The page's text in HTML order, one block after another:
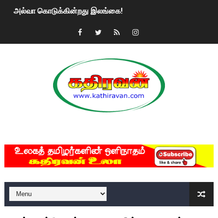
அல்வா கொடுக்கின்றது இலங்கை!
2ஆம் நாள் உக்ரைன் யுத்தம்!! எங்களைத் தனிமையில்
மகிந்த ராஜபக்சே பதவி விலக திட்டம்?
ரவுடி பேபிக்கு நடந்த தரமான சம்பவம்.. ஆபாச வீடியோக்களால்
குண்டை தூக்கிப்போட்ட ஆய்வு…. இந்தியாவின் “கோவிஷீல்டு”
யாழில் தமிழின தலைவர் பிரபாகரனின் பிறந்தநாளை
ஏர்போர்ட்டில் உதைத்த நபர் யார், என்ன நடந்தது?: உண்மையை
சீனா இலங்கையிடம் 8 மில்லியன் அமெரிக்க டொலர் நட்டஈடு